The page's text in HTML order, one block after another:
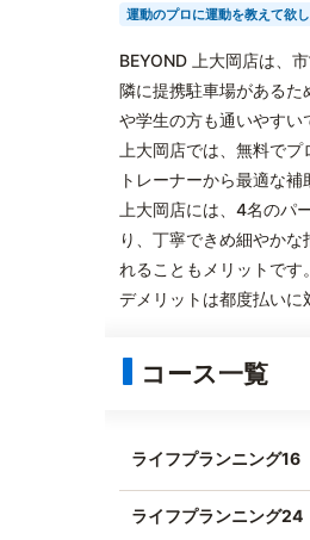
運動のプロに運動を教えて欲
BEYOND 上大岡店は、
隣に提携駐車場がある
や学生の方も通いやすい
上大岡店では、無料で
トレーナーから最適な
上大岡店には、4名のパ
り、丁寧できめ細やか
れることもメリットです。
デメリットは都度払いに
コース一覧
ライフプランニング16
ライフプランニング24